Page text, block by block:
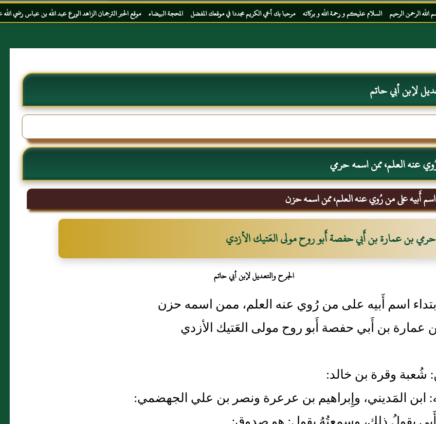
السلام عليكم و رحمة الله و بركاته مرحبا بك أخي الكريم مجددا في موقعك المفضل المحجة البيضاء موقع الحبر الترجمان الزاهد الورع عبد الله بن عباس رضي الله عنهما
لإبن أبي حاتم
عنه العلم، ممن اسمه حرمي
أَبيه على من رُوي عنه العلم، ممن اسمه حزن
حرمي بن عمارة بن أَبي حفصة أَبو روح مولى العَتيك الأزدي
الجرح والتعديل لإبن أبي حاتم
اسم أَبيه على من رُوي عنه العلم، ممن اسمه حزن
بن أَبي حفصة أَبو روح مولى العَتيك الأزدي
وقرة بن خالد:
ابن المَديني، وإِبراهيم بن عرعرة ونصر بن علي الجهضمي: